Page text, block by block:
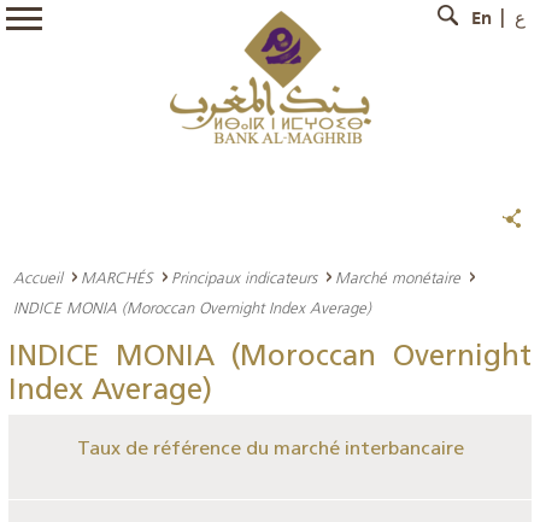
En ع
Accueil MARCHÉS Principaux indicateurs
Marché monétaire
INDICE MONIA (Moroccan Overnight Index Average)
INDICE MONIA (Moroccan Overnight
Index Average)
Taux de référence du marché interbancaire